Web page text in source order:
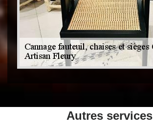
Autres services